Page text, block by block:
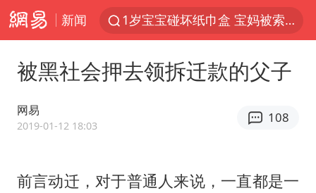
新闻
1岁宝宝碰坏纸巾盒 宝妈被索赔924元
Meta被判支付5.67亿美元
47岁妈妈突然产女 26岁女儿：很震惊
日本广岛民众举行游行反对政府行径
被黑社会押去领拆迁款的父子
网易
2019-01-12 18:03
108
前言动迁，对于普通人来说，一直都是一